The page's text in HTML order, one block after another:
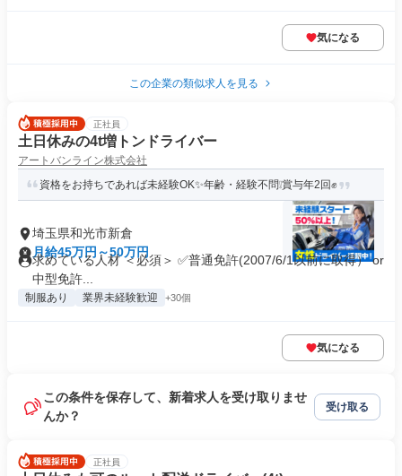
気になる
この企業の類似求人を見る
正社員
土日休みの4t増トンドライバー
アートバンライン株式会社
資格をお持ちであれば未経験OK✨年齢・経験不問❕賞与年2回✊
埼玉県和光市新倉
月給45万円～50万円
求めている人材 ＜必須＞ ✅普通免許(2007/6/1以前に取得） or
中型免許...
制服あり 業界未経験歓迎 +30個
気になる
この条件を保存して、新着求人を受け取りませ
んか？
受け取る
正社員